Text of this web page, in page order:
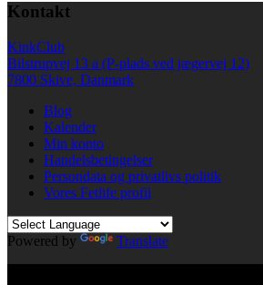
Kontakt
KinkClub
Bilstrupvej 13 a (P-plads ved jægervej 12)
7800 Skive, Danmark
Blog
Kalender
Min konto
Handelsbetingelser
Persondata og privatlivs politik
Vores Fetlife profil
Powered by
Translate